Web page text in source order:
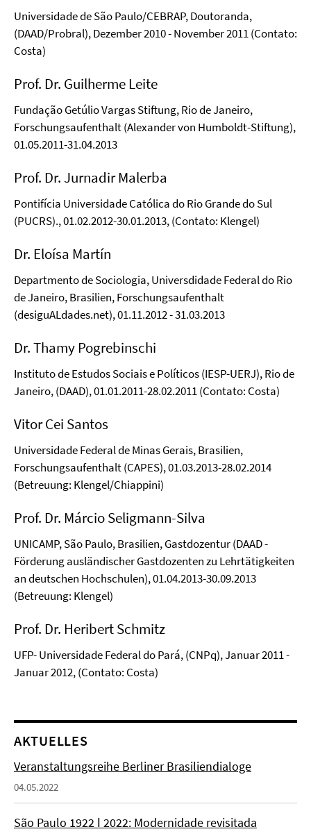
Universidade de São Paulo/CEBRAP, Doutoranda,
(DAAD/Probral), Dezember 2010 - November 2011 (Contato:
Costa)
Prof. Dr. Guilherme Leite
Fundação Getúlio Vargas Stiftung, Rio de Janeiro,
Forschungsaufenthalt (Alexander von Humboldt-Stiftung),
01.05.2011-31.04.2013
Prof. Dr. Jurnadir Malerba
Pontifícia Universidade Católica do Rio Grande do Sul
(PUCRS)., 01.02.2012-30.01.2013, (Contato: Klengel)
Dr. Eloísa Martín
Departmento de Sociologia, Universdidade Federal do Rio
de Janeiro, Brasilien, Forschungsaufenthalt
(desiguALdades.net), 01.11.2012 - 31.03.2013
Dr. Thamy Pogrebinschi
Instituto de Estudos Sociais e Políticos (IESP-UERJ), Rio de
Janeiro, (DAAD), 01.01.2011-28.02.2011 (Contato: Costa)
Vitor Cei Santos
Universidade Federal de Minas Gerais, Brasilien,
Forschungsaufenthalt (CAPES), 01.03.2013-28.02.2014
(Betreuung: Klengel/Chiappini)
Prof. Dr. Márcio Seligmann-Silva
UNICAMP, São Paulo, Brasilien, Gastdozentur (DAAD -
Förderung ausländischer Gastdozenten zu Lehrtätigkeiten
an deutschen Hochschulen), 01.04.2013-30.09.2013
(Betreuung: Klengel)
Prof. Dr. Heribert Schmitz
UFP- Universidade Federal do Pará, (CNPq), Januar 2011 -
Januar 2012, (Contato: Costa)
AKTUELLES
Veranstaltungsreihe Berliner Brasiliendialoge
04.05.2022
São Paulo 1922 ǀ 2022: Modernidade revisitada